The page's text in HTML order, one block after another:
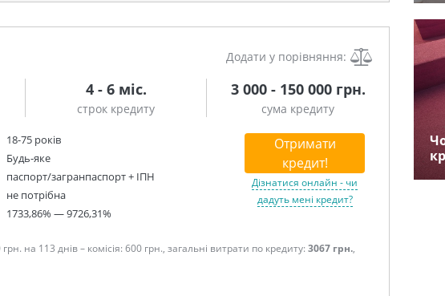
Додати у порівняння:
4 - 6 міс.
строк кредиту
3 000 - 150 000 грн.
сума кредиту
18-75 років
Будь-яке
паспорт/загранпаспорт + ІПН
не потрібна
1733,86% — 9726,31%
Отримати
кредит!
Дізнатися онлайн - чи
дадуть мені кредит?
на 113 днів – комісія: 600 грн., загальні витрати по кредиту: 3067 грн.,